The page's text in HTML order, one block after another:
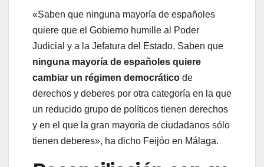
«Saben que ninguna mayoría de españoles
quiere que el Gobierno humille al Poder
Judicial y a la Jefatura del Estado. Saben que
ninguna mayoría de españoles quiere
cambiar un régimen democrático de
derechos y deberes por otra categoría en la que
un reducido grupo de políticos tienen derechos
y en el que la gran mayoría de ciudadanos sólo
tienen deberes», ha dicho Feijóo en Málaga.